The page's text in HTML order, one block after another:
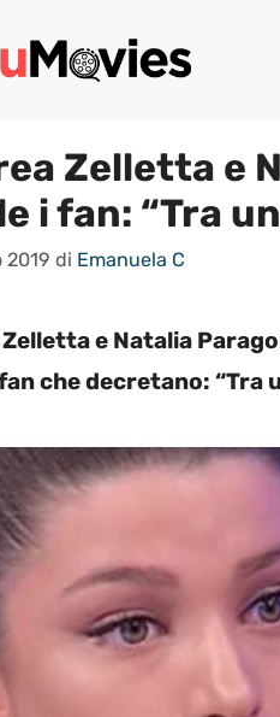
Zelletta e
i fan: “Tra
2019 di Emanuela C
e Natalia
che decretano: “Tra